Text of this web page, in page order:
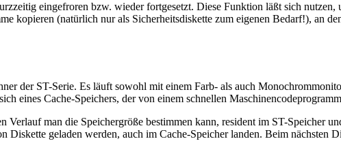
eingefroren bzw. wieder fortgesetzt. Diese Funktion läßt sich
kopieren (natürlich nur als Sicherheitsdiskette zum eigenen Bedarf!), an
der ST-Serie. Es läuft sowohl mit einem Farb- als auch
eines Cache-Speichers, der von einem schnellen
Verlauf man die Speichergröße bestimmen kann, resident im ST-Speicher
Diskette geladen werden, auch im Cache-Speicher landen. Beim nächsten